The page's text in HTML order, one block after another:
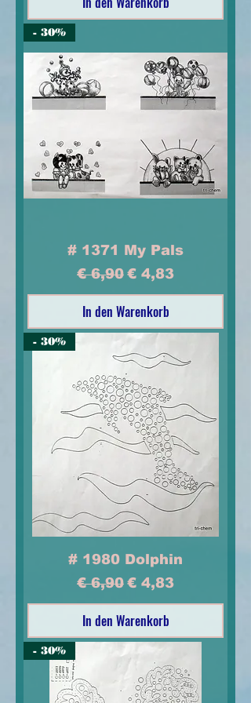
- 30%
# 1371 My Pals
Standardpreis
€ 6,90 Sale-Preis
€ 4,83
In den Warenkorb
- 30%
# 1980 Dolphin
Standardpreis
€ 6,90 Sale-Preis
€ 4,83
In den Warenkorb
- 30%